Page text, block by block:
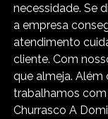
necessidade. Se
a empresa
atendimento
cliente. Com
que almeja.
trabalhamos com
Churrasco A